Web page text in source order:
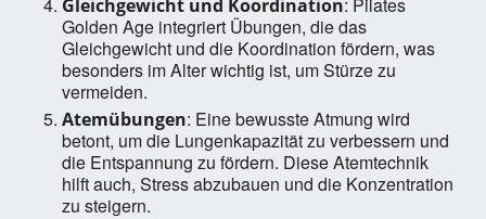
Gleichgewicht und Koordination
Golden Age integriert Übungen, die das
Gleichgewicht und die Koordination fördern, was
besonders im Alter wichtig ist, um Stürze zu
vermeiden.
Atemübungen: Eine bewusste Atmung wird
betont, um die Lungenkapazität zu verbessern und
die Entspannung zu fördern. Diese Atemtechnik
hilft auch, Stress abzubauen und die Konzentration
zu steigern.